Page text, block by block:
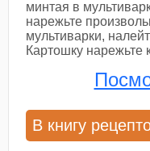
минтая в
нарежьте
мультиварки,
Картошку нарежьте
В книгу